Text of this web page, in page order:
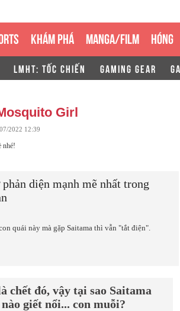
KHÁM PHÁ MANGA/FILM HÓNG
LMHT: TỐC CHIẾN GAMING GEAR
Girl
2022 12:39
nhé!
diện mạnh mẽ nhất trong
quái này mà gặp Saitama thì vẫn "tắt điện".
chết đó, vậy tại sao Saitama
giết nổi... con muỗi?